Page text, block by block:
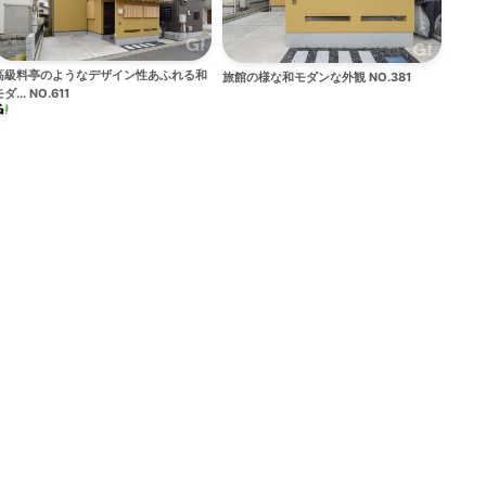
級料亭のようなデザイン性あふれる和
ダ... NO.611
旅館の様な和モダンな外観 NO.381